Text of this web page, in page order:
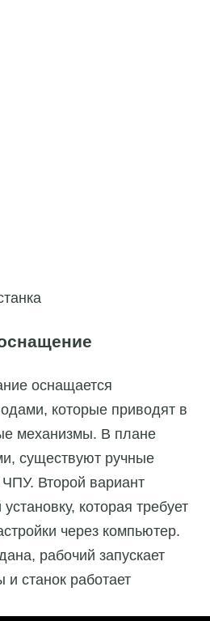
оснащается
которые приводят в
механизмы. В плане
существуют ручные
Второй вариант
которая требует
через компьютер.
рабочий запускает
станок работает